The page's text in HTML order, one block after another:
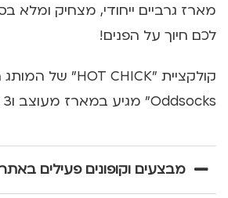
מארז גרביים ייחודי, מצחיק ומלא
לכם חיוך על הפנים!
Oddsocks” מגיע במארז מעוצב ו3 זוגות גרביים.
מבצעים וקופונים פעילים